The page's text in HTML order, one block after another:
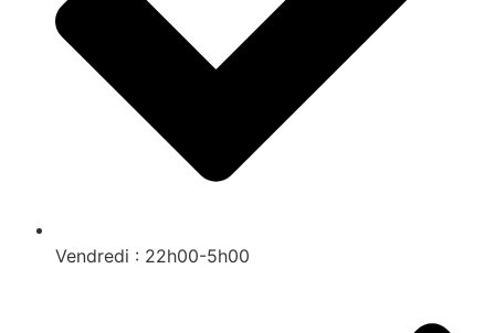
Vendredi : 22h00-5h00